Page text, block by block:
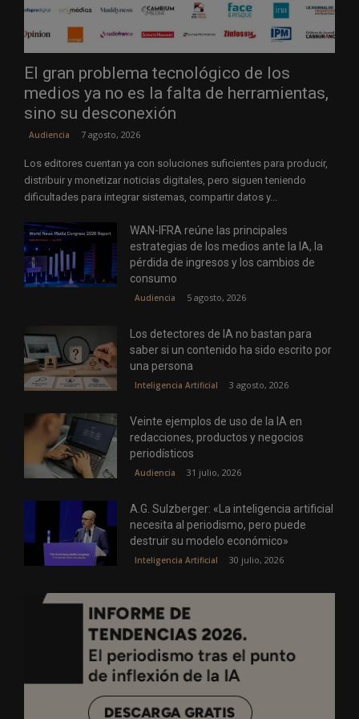
El gran problema tecnológico de los
medios ya no es la falta de herramientas,
sino su desconexión
Audiencia 7 agosto, 2026
Los editores cuentan ya con soluciones suficientes para producir,
distribuir y monetizar noticias digitales, pero siguen teniendo
dificultades para integrar sistemas, compartir datos y...
WAN-IFRA reúne las principales
estrategias de los medios ante la IA, la
pérdida de ingresos y los cambios de
consumo
Audiencia 5 agosto, 2026
Los detectores de IA no bastan para
saber si un contenido ha sido escrito por
una persona
Inteligencia Artificial 3 agosto, 2026
Veinte ejemplos de uso de la IA en
redacciones, productos y negocios
periodísticos
Audiencia 31 julio, 2026
A.G. Sulzberger: «La inteligencia artificial
necesita al periodismo, pero puede
destruir su modelo económico»
Inteligencia Artificial 30 julio, 2026